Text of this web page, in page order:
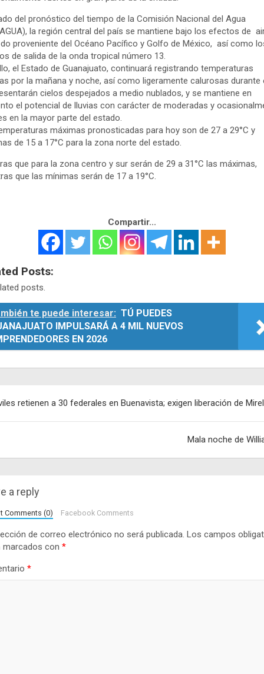
del pronóstico del tiempo de la Comisión Nacional del Agua
la región central del país se mantiene bajo los efectos de
proveniente del Océano Pacífico y Golfo de México, así como
de salida de la onda tropical número 13.
el Estado de Guanajuato, continuará registrando temperaturas
por la mañana y noche, así como ligeramente calurosas durante
cielos despejados a medio nublados, y se mantiene en
el potencial de lluvias con carácter de moderadas y
en la mayor parte del estado.
máximas pronosticadas para hoy son de 27 a 29°C y
de 15 a 17°C para la zona norte del estado.
que para la zona centro y sur serán de 29 a 31°C las máximas,
que las mínimas serán de 17 a 19°C.
Compartir...
Posts:
posts.
te puede interesar: TÚ PUEDES
IMPULSARÁ A 4 MIL NUEVOS
EN 2026
retienen a 30 federales en Buenavista; exigen liberación de
Mala noche de
a reply
Comments (0) Facebook Comments
de correo electrónico no será publicada. Los campos
marcados con *
*